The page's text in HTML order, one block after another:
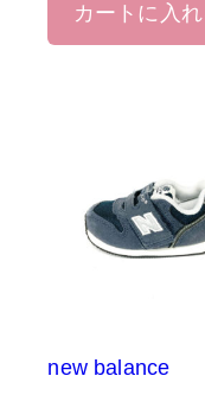
カートに入れ
new balance